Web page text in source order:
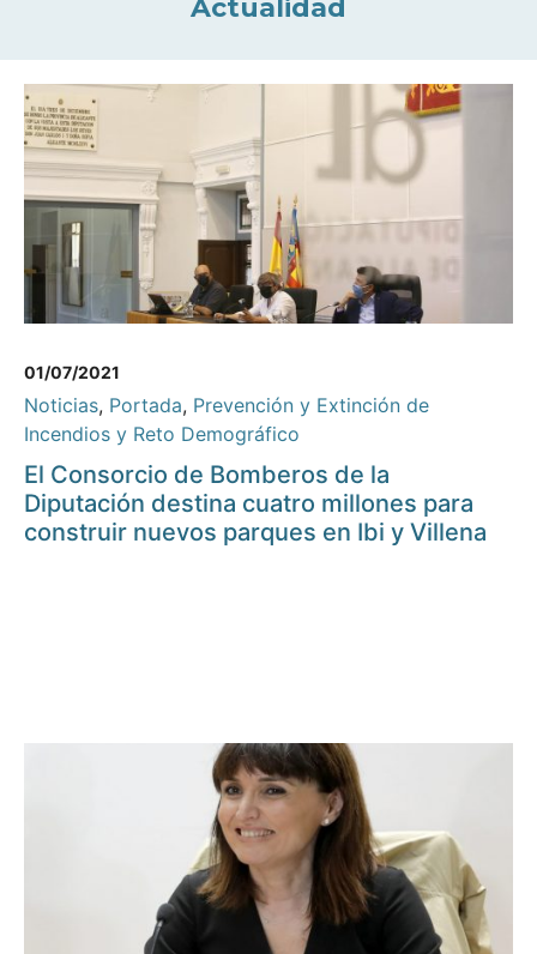
Actualidad
01/07/2021
Noticias, Portada, Prevención y Extinción de
Incendios y Reto Demográfico
El Consorcio de Bomberos de la
Diputación destina cuatro millones para
construir nuevos parques en Ibi y Villena